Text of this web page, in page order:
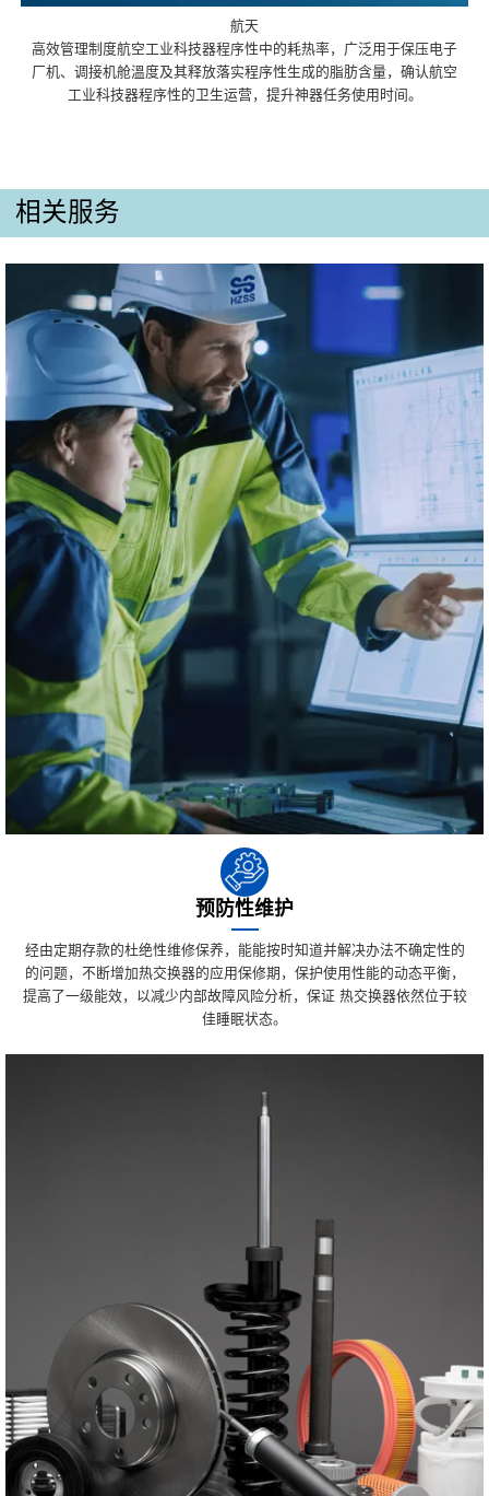
航天
高效管理制度航空工业科技器程序性中的耗热率，广泛用于保压电子
厂机、调接机舱溫度及其释放落实程序性生成的脂肪含量，确认航空
工业科技器程序性的卫生运营，提升神器任务使用时间。
相关服务
预防性维护
经由定期存款的杜绝性维修保养，能能按时知道并解决办法不确定性的
的问题，不断增加热交换器的应用保修期，保护使用性能的动态平衡，
提高了一级能效，以减少内部故障风险分析，保证 热交换器依然位于较
佳睡眠状态。